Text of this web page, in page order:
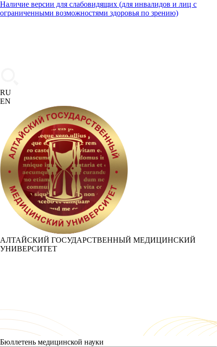
Наличие версии для слабовидящих (для инвалидов и лиц с
ограниченными возможностями здоровья по зрению)
RU
EN
АЛТАЙСКИЙ ГОСУДАРСТВЕННЫЙ МЕДИЦИНСКИЙ
УНИВЕРСИТЕТ
Бюллетень медицинской науки